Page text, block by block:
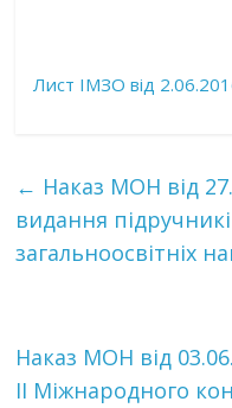
Лист ІМЗО від
← Наказ МОН від
видання
загальноосвітніх
Наказ МОН від
II Міжнародного